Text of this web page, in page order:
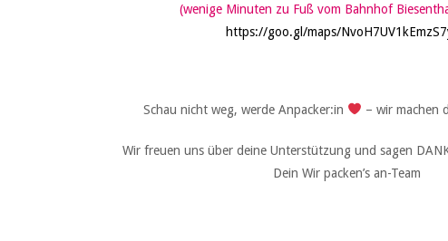
(wenige Minuten zu Fuß vom Bahnhof
https://goo.gl/maps/
Schau nicht weg, werde Anpacker:in – wir machen
Wir freuen uns über deine Unterstützung und sagen
Dein Wir packen’s an-Team